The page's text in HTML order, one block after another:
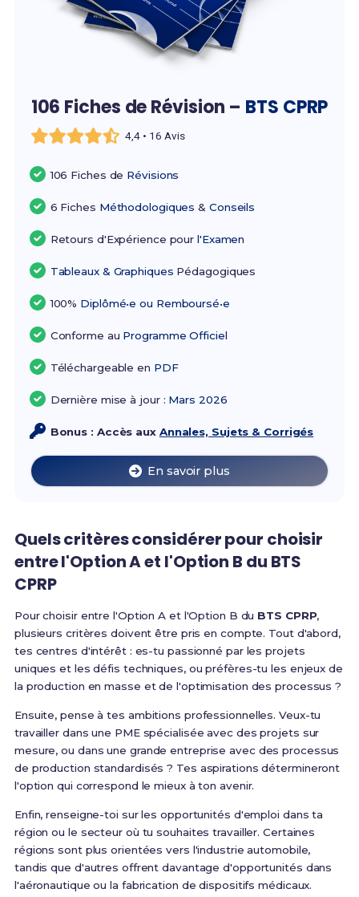
106 Fiches de Révision – BTS CPRP
4,4 • 16 Avis
106 Fiches de Révisions
6 Fiches Méthodologiques & Conseils
Retours d'Expérience pourl'Examen
Tableaux & Graphiques Pédagogiques
100% Diplômé•e ou Remboursé•e
Conforme au Programme Officiel
Téléchargeable en PDF
Dernière mise à jour : Mars 2026
Bonus : Accès aux Annales, Sujets & Corrigés
En savoir plus
Quels critères considérer pour choisir
entre l'Option A et l'Option B du BTS
CPRP
Pour choisir entre l'Option A et l'Option B du BTS CPRP,
plusieurs critères doivent être pris en compte. Tout d'abord,
tes centres d'intérêt : es-tu passionné par les projets
uniques et les défis techniques, ou préfères-tu les enjeux de
la production en masse et de l'optimisation des processus ?
Ensuite, pense à tes ambitions professionnelles. Veux-tu
travailler dans une PME spécialisée avec des projets sur
mesure, ou dans une grande entreprise avec des processus
de production standardisés ? Tes aspirations détermineront
l'option qui correspond le mieux à ton avenir.
Enfin, renseigne-toi sur les opportunités d'emploi dans ta
région ou le secteur où tu souhaites travailler. Certaines
régions sont plus orientées vers l'industrie automobile,
tandis que d'autres offrent davantage d'opportunités dans
l'aéronautique ou la fabrication de dispositifs médicaux.